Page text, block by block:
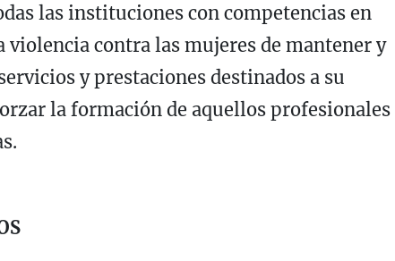
las instituciones con competencias en
violencia contra las mujeres de mantener y
y prestaciones destinados a su
la formación de aquellos profesionales